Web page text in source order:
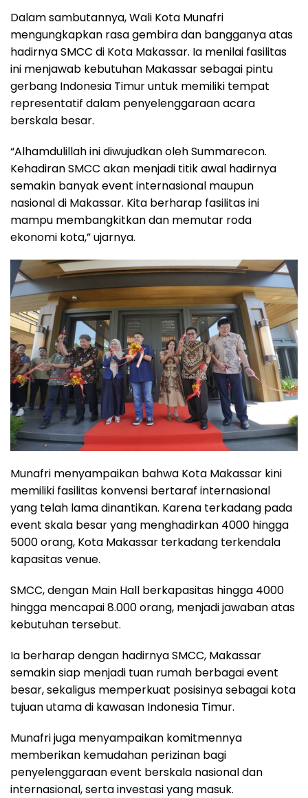
Dalam sambutannya, Wali Kota Munafri
mengungkapkan rasa gembira dan bangganya atas
hadirnya SMCC di Kota Makassar. Ia menilai fasilitas
ini menjawab kebutuhan Makassar sebagai pintu
gerbang Indonesia Timur untuk memiliki tempat
representatif dalam penyelenggaraan acara
berskala besar.
“Alhamdulillah ini diwujudkan oleh Summarecon.
Kehadiran SMCC akan menjadi titik awal hadirnya
semakin banyak event internasional maupun
nasional di Makassar. Kita berharap fasilitas ini
mampu membangkitkan dan memutar roda
ekonomi kota,” ujarnya.
Munafri menyampaikan bahwa Kota Makassar kini
memiliki fasilitas konvensi bertaraf internasional
yang telah lama dinantikan. Karena terkadang pada
event skala besar yang menghadirkan 4000 hingga
5000 orang, Kota Makassar terkadang terkendala
kapasitas venue.
SMCC, dengan Main Hall berkapasitas hingga 4000
hingga mencapai 8.000 orang, menjadi jawaban atas
kebutuhan tersebut.
Ia berharap dengan hadirnya SMCC, Makassar
semakin siap menjadi tuan rumah berbagai event
besar, sekaligus memperkuat posisinya sebagai kota
tujuan utama di kawasan Indonesia Timur.
Munafri juga menyampaikan komitmennya
memberikan kemudahan perizinan bagi
penyelenggaraan event berskala nasional dan
internasional, serta investasi yang masuk.